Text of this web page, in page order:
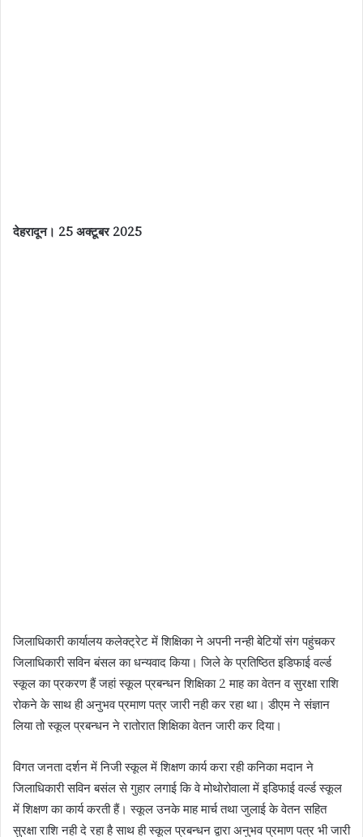
देहरादून। 25 अक्टूबर 2025
जिलाधिकारी कार्यालय कलेक्ट्रेट में शिक्षिका ने अपनी नन्ही बेटियों संग पहुंचकर
जिलाधिकारी सविन बंसल का धन्यवाद किया। जिले के प्रतिष्ठित इडिफाई वर्ल्ड
स्कूल का प्रकरण हैं जहां स्कूल प्रबन्धन शिक्षिका 2 माह का वेतन व सुरक्षा राशि
रोकने के साथ ही अनुभव प्रमाण पत्र जारी नही कर रहा था। डीएम ने संज्ञान
लिया तो स्कूल प्रबन्धन ने रातोरात शिक्षिका वेतन जारी कर दिया।
विगत जनता दर्शन में निजी स्कूल में शिक्षण कार्य करा रही कनिका मदान ने
जिलाधिकारी सविन बसंल से गुहार लगाई कि वे मोथोरोवाला में इडिफाई वर्ल्ड स्कूल
में शिक्षण का कार्य करती हैं। स्कूल उनके माह मार्च तथा जुलाई के वेतन सहित
सुरक्षा राशि नही दे रहा है साथ ही स्कूल प्रबन्धन द्वारा अनुभव प्रमाण पत्र भी जारी